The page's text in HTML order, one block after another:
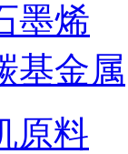
墨烯
基金属
原料